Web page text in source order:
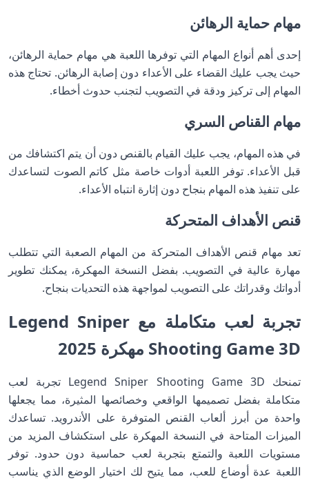
مهام حماية الرهائن
إحدى أهم أنواع المهام التي توفرها اللعبة هي مهام حماية الرهائن،
حيث يجب عليك القضاء على الأعداء دون إصابة الرهائن. تحتاج هذه
المهام إلى تركيز ودقة في التصويب لتجنب حدوث أخطاء.
مهام القناص السري
في هذه المهام، يجب عليك القيام بالقنص دون أن يتم اكتشافك من
قبل الأعداء. توفر اللعبة أدوات خاصة مثل كاتم الصوت لتساعدك
على تنفيذ هذه المهام بنجاح دون إثارة انتباه الأعداء.
قنص الأهداف المتحركة
تعد مهام قنص الأهداف المتحركة من المهام الصعبة التي تتطلب
مهارة عالية في التصويب. بفضل النسخة المهكرة، يمكنك تطوير
أدواتك وقدراتك على التصويب لمواجهة هذه التحديات بنجاح.
تجربة لعب متكاملة مع Legend Sniper
Shooting Game 3D مهكرة 2025
تمنحك Legend Sniper Shooting Game 3D تجربة لعب
متكاملة بفضل تصميمها الواقعي وخصائصها المثيرة، مما يجعلها
واحدة من أبرز ألعاب القنص المتوفرة على الأندرويد. تساعدك
الميزات المتاحة في النسخة المهكرة على استكشاف المزيد من
مستويات اللعبة والتمتع بتجربة لعب حماسية دون حدود. توفر
اللعبة عدة أوضاع للعب، مما يتيح لك اختيار الوضع الذي يناسب